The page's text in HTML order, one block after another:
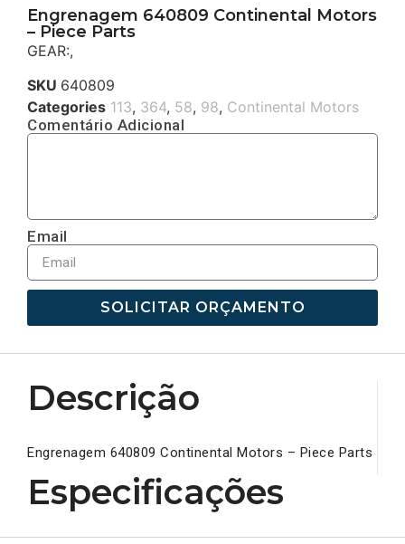
Engrenagem 640809 Continental Motors
– Piece Parts
GEAR:,
SKU 640809
Categories 113, 364, 58, 98, Continental Motors
Comentário Adicional
Email
SOLICITAR ORÇAMENTO
Descrição
Engrenagem 640809 Continental Motors – Piece Parts
Especificações